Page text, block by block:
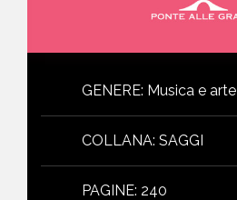
GENERE: Musica e arte
COLLANA: SAGGI
PAGINE: 240